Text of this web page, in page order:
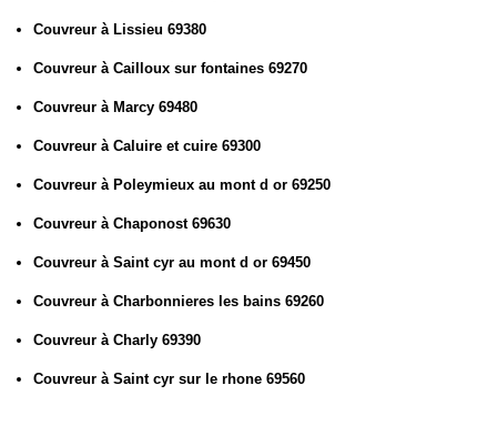
Couvreur à Lissieu 69380
Couvreur à Cailloux sur fontaines 69270
Couvreur à Marcy 69480
Couvreur à Caluire et cuire 69300
Couvreur à Poleymieux au mont d or 69250
Couvreur à Chaponost 69630
Couvreur à Saint cyr au mont d or 69450
Couvreur à Charbonnieres les bains 69260
Couvreur à Charly 69390
Couvreur à Saint cyr sur le rhone 69560